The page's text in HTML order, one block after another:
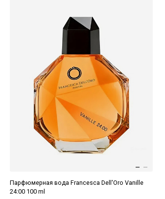
Парфюмерная вода Francesca Dell'Oro Vanille
24:00 100 ml